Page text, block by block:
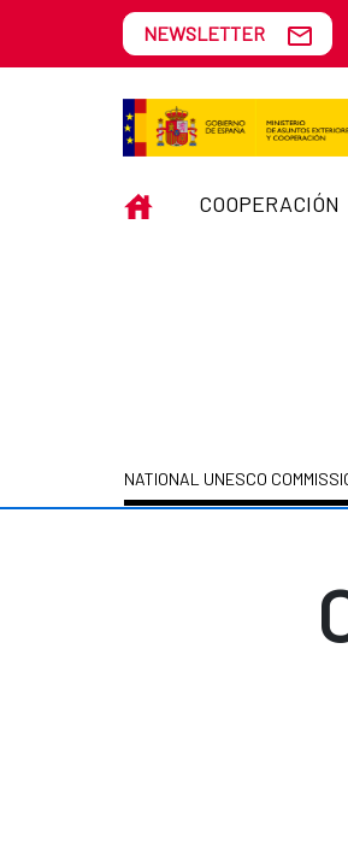
Skip to Main Content
NATIONAL UNESCO
NEWSLETTER
INICIOCOOPERACIÓN
NATIONAL UNESCO